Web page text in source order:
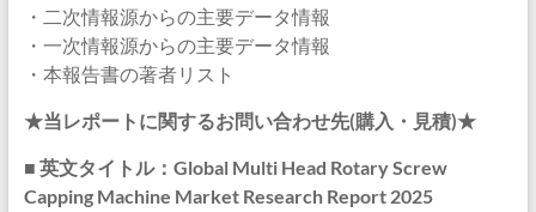
・二次情報源からの主要データ情報
・一次情報源からの主要データ情報
・本報告書の著者リスト
★当レポートに関するお問い合わせ先(購入・見積)★
■ 英文タイトル：Global Multi Head Rotary Screw
Capping Machine Market Research Report 2025